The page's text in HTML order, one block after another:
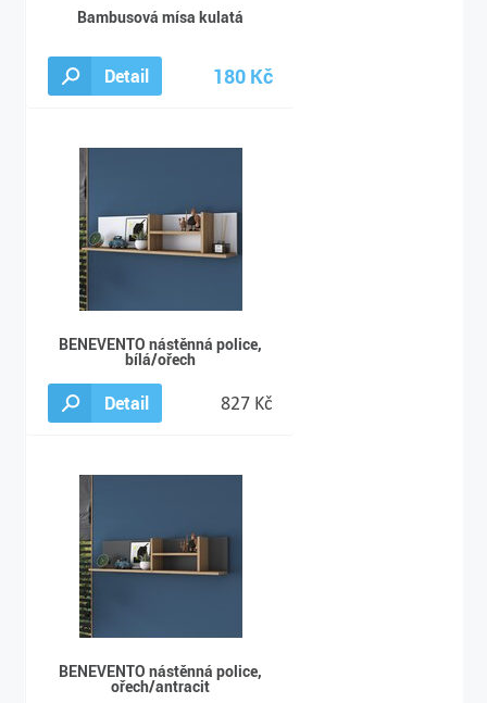
Bambusová mísa kulatá
Detail 180 Kč
BENEVENTO nástěnná police,
bílá/ořech
Detail 827 Kč
BENEVENTO nástěnná police,
ořech/antracit